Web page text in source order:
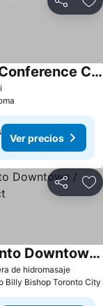
Compartir
Delta Hotels Toronto Airport & Conference Centre
Ver precios
Compartir
de hidromasaje
Residence Inn by Marriott Toronto Downtown / Entertainment District
Billy Bishop Toronto City